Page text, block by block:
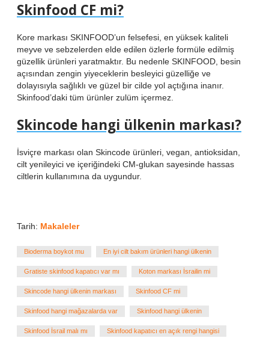
Skinfood CF mi?
Kore markası SKINFOOD’un felsefesi, en yüksek kaliteli
meyve ve sebzelerden elde edilen özlerle formüle edilmiş
güzellik ürünleri yaratmaktır. Bu nedenle SKINFOOD, besin
açısından zengin yiyeceklerin besleyici güzelliğe ve
dolayısıyla sağlıklı ve güzel bir cilde yol açtığına inanır.
Skinfood’daki tüm ürünler zulüm içermez.
Skincode hangi ülkenin markası?
İsviçre markası olan Skincode ürünleri, vegan, antioksidan,
cilt yenileyici ve içeriğindeki CM-glukan sayesinde hassas
ciltlerin kullanımına da uygundur.
Tarih: Makaleler
Bioderma boykot mu En iyi cilt bakım ürünleri hangi ülkenin
Gratiste skinfood kapatıcı var mı Koton markası İsrailin mi
Skincode hangi ülkenin markası Skinfood CF mi
Skinfood hangi mağazalarda var Skinfood hangi ülkenin
Skinfood İsrail malı mı Skinfood kapatıcı en açık rengi hangisi